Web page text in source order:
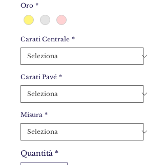
Oro *
Carati Centrale *
Carati Pavé *
Misura *
Quantità *